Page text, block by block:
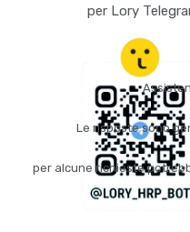
per Lory
Le risposte sono
per alcune richieste